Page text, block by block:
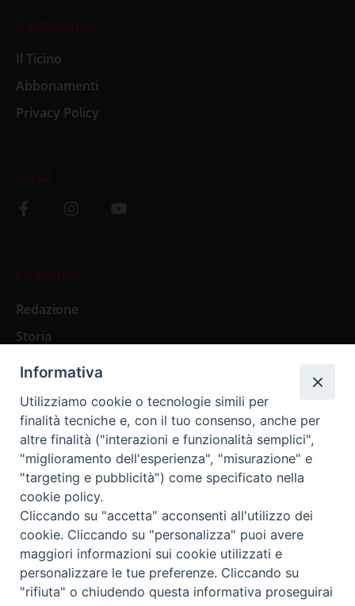
Il settimanale
Il Ticino
Abbonamenti
Privacy Policy
Social
L’editoriale
Redazione
Storia
Abbonamenti
Abbonamento Annuale Digitale
Abbonamento Annuale Cartaceo
Abbonamento Singola Copia Digitale
Redazione: Pavia, Piazza Duomo 11 - tel. 0382.24736 -
amministrazione@ilticino.it - repossi@ilticino.it - P.
Informativa
Utilizziamo cookie o tecnologie simili per
finalità tecniche e, con il tuo consenso, anche per
altre finalità ("interazioni e funzionalità semplici",
"miglioramento dell'esperienza", "misurazione" e
"targeting e pubblicità") come specificato nella
cookie policy.
Cliccando su "accetta" acconsenti all'utilizzo dei
cookie. Cliccando su "personalizza" puoi avere
maggiori informazioni sui cookie utilizzati e
personalizzare le tue preferenze. Cliccando su
"rifiuta" o chiudendo questa informativa proseguirai